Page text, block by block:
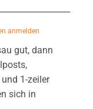
anmelden
gut, dann
1-zeiler
sich in